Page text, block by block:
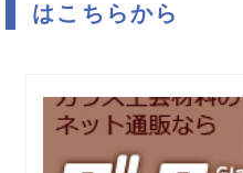
はこちらから